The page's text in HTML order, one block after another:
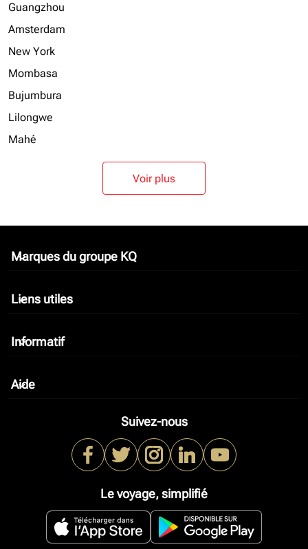
Guangzhou
Amsterdam
New York
Mombasa
Bujumbura
Lilongwe
Mahé
Voir plus
Marques du groupe KQ
keyboard_arrow_down
Liens utiles
keyboard_arrow_down
Informatif
keyboard_arrow_down
Aide
keyboard_arrow_down
Suivez-nous
Le voyage, simplifié